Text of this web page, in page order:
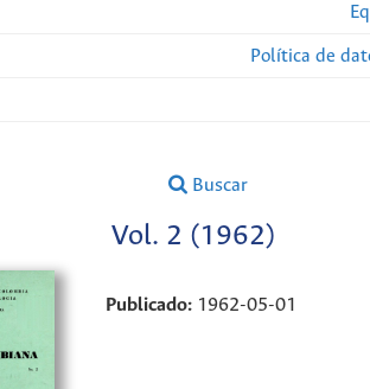
Política de
Buscar
Vol. 2 (1962)
Publicado: 1962-05-01